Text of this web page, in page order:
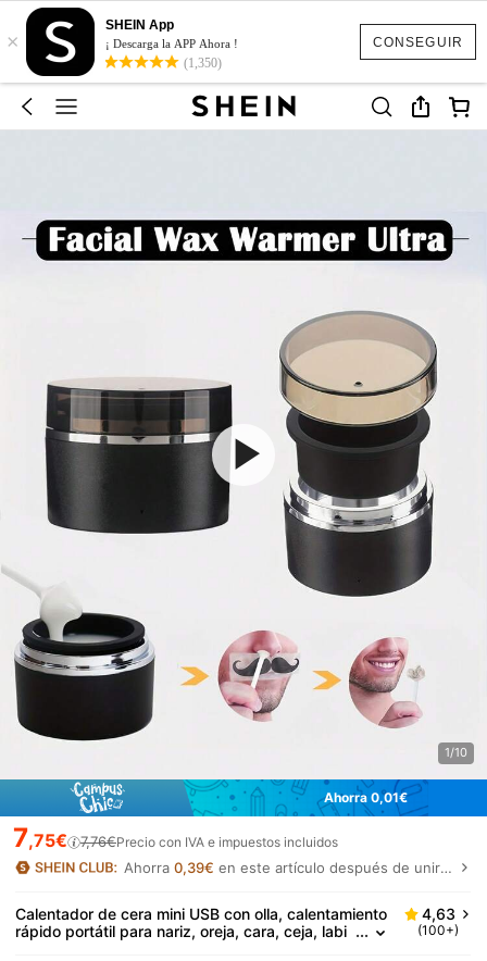
CONSEGUIR
×
SHEIN App
¡ Descarga la APP Ahora !
(1,350)
1/10
Ahorra 0,01€
7,75€ 7,76€Precio con IVA e impuestos incluidos
Ahorra 0,39€ en este artículo después de unirte.
Calentador de cera mini USB con olla, calentamiento
rápido portátil para nariz, oreja, cara, ceja, labi
4,63
(100+)